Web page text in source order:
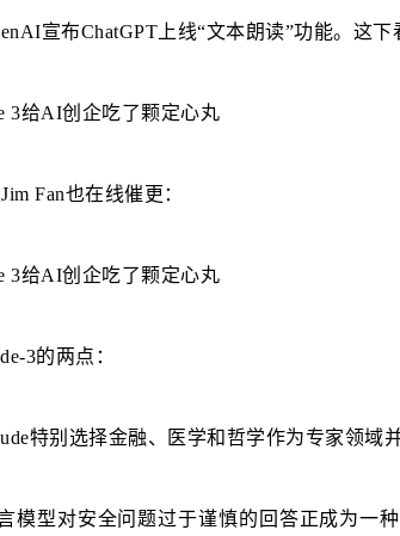
宣布ChatGPT上线“文本朗读”功能。这
Fan也在线催更：
3的两点：
特别选择金融、医学和哲学作为专家领域
模型对安全问题过于谨慎的回答正成为一